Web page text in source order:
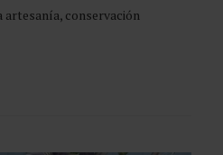
artesanía, conservación